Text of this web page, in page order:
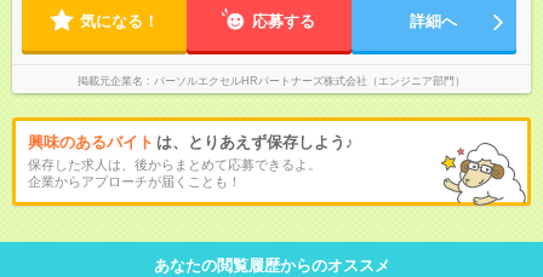
気になる！ 応募する 詳細へ
掲載元企業名 パーソルエクセルHRパートナーズ株式会社（エンジニア部門）
興味のあるバイト は、とりあえず保存しよう♪
保存した求人は、後からまとめて応募できるよ。
企業からアプローチが届くことも！
あなたの閲覧履歴からのオススメ